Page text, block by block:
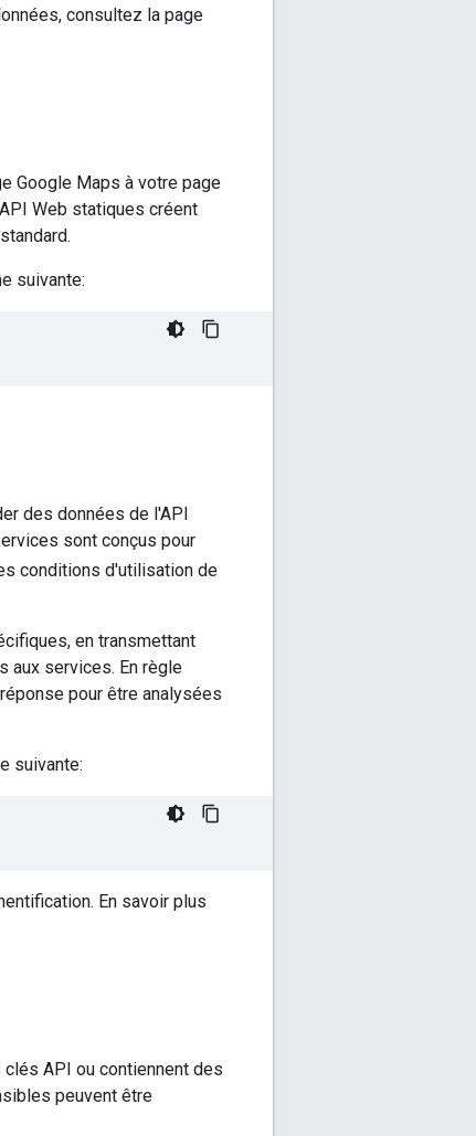
consultez la page
Google Maps à votre page
Web statiques créent
suivante:
des données de l'API
sont conçus pour
conditions d'utilisation de
en transmettant
aux services. En règle
pour être analysées
suivante:
En savoir plus
API ou contiennent des
peuvent être